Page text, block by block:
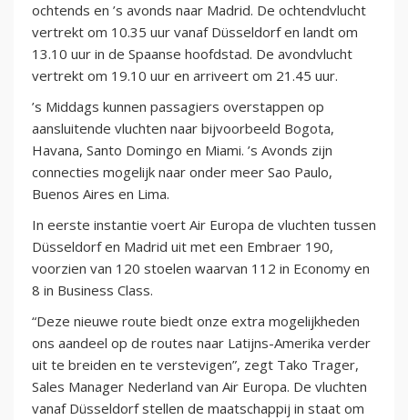
ochtends en ’s avonds naar Madrid. De ochtendvlucht
vertrekt om 10.35 uur vanaf Düsseldorf en landt om
13.10 uur in de Spaanse hoofdstad. De avondvlucht
vertrekt om 19.10 uur en arriveert om 21.45 uur.
’s Middags kunnen passagiers overstappen op
aansluitende vluchten naar bijvoorbeeld Bogota,
Havana, Santo Domingo en Miami. ’s Avonds zijn
connecties mogelijk naar onder meer Sao Paulo,
Buenos Aires en Lima.
In eerste instantie voert Air Europa de vluchten tussen
Düsseldorf en Madrid uit met een Embraer 190,
voorzien van 120 stoelen waarvan 112 in Economy en
8 in Business Class.
“Deze nieuwe route biedt onze extra mogelijkheden
ons aandeel op de routes naar Latijns-Amerika verder
uit te breiden en te verstevigen”, zegt Tako Trager,
Sales Manager Nederland van Air Europa. De vluchten
vanaf Düsseldorf stellen de maatschappij in staat om